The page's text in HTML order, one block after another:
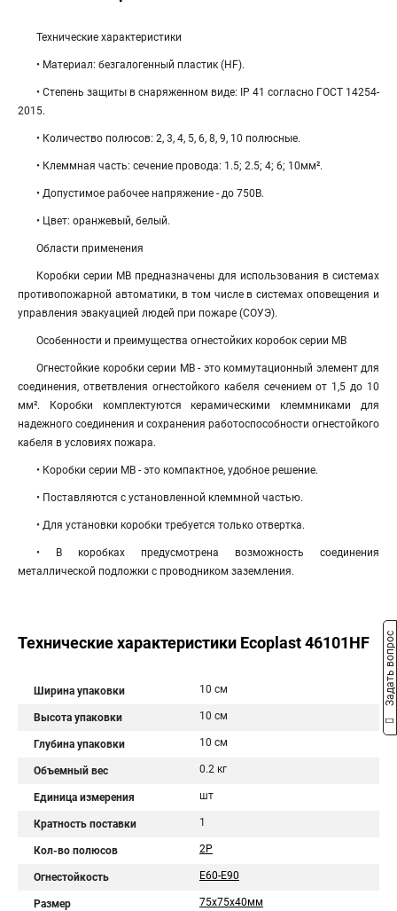
Технические характеристики
• Материал: безгалогенный пластик (HF).
• Степень защиты в снаряженном виде: IP 41 согласно ГОСТ 14254-
2015.
• Количество полюсов: 2, 3, 4, 5, 6, 8, 9, 10 полюсные.
• Клеммная часть: cечение провода: 1.5; 2.5; 4; 6; 10мм².
• Допустимое рабочее напряжение - до 750В.
• Цвет: оранжевый, белый.
Области применения
Коробки серии МВ предназначены для использования в системах
противопожарной автоматики, в том числе в системах оповещения и
управления эвакуацией людей при пожаре (СОУЭ).
Особенности и преимущества огнестойких коробок серии МВ
Огнестойкие коробки серии МВ - это коммутационный элемент для
соединения, ответвления огнестойкого кабеля сечением от 1,5 до 10
мм². Коробки комплектуются керамическими клеммниками для
надежного соединения и сохранения работоспособности огнестойкого
кабеля в условиях пожара.
• Коробки серии МВ - это компактное, удобное решение.
• Поставляются с установленной клеммной частью.
• Для установки коробки требуется только отвертка.
• В коробках предусмотрена возможность соединения
металлической подложки с проводником заземления.
Технические характеристики Ecoplast 46101HF
Ширина упаковки 10 см
Высота упаковки 10 см
Глубина упаковки 10 см
Объемный вес 0.2 кг
Единица измерения шт
Кратность поставки 1
Кол-во полюсов 2P
Огнестойкость E60-E90
Размер 75х75х40мм
Задать вопрос